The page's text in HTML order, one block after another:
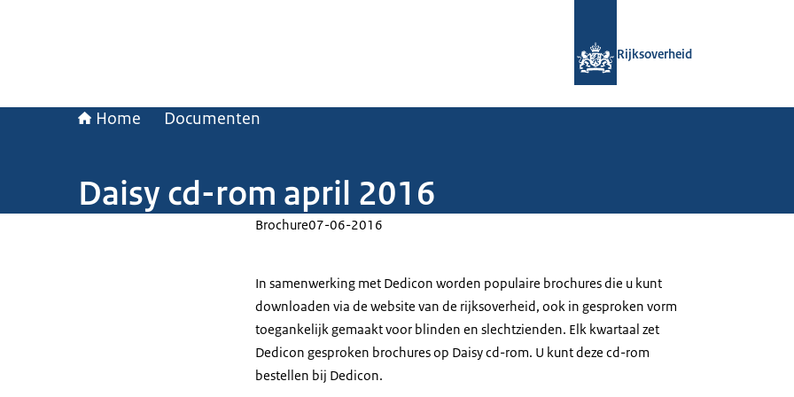
Rijksoverheid
Home Documenten
Daisy cd-rom april 2016
Brochure07-06-2016
In samenwerking met Dedicon worden populaire brochures die u kunt
downloaden via de website van de rijksoverheid, ook in gesproken vorm
toegankelijk gemaakt voor blinden en slechtzienden. Elk kwartaal zet
Dedicon gesproken brochures op Daisy cd-rom. U kunt deze cd-rom
bestellen bij Dedicon.